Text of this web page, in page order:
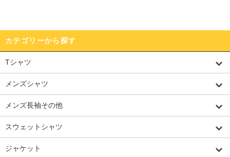
カテゴリーから探す
Tシャツ
メンズシャツ
メンズ長袖その他
スウェットシャツ
ジャケット